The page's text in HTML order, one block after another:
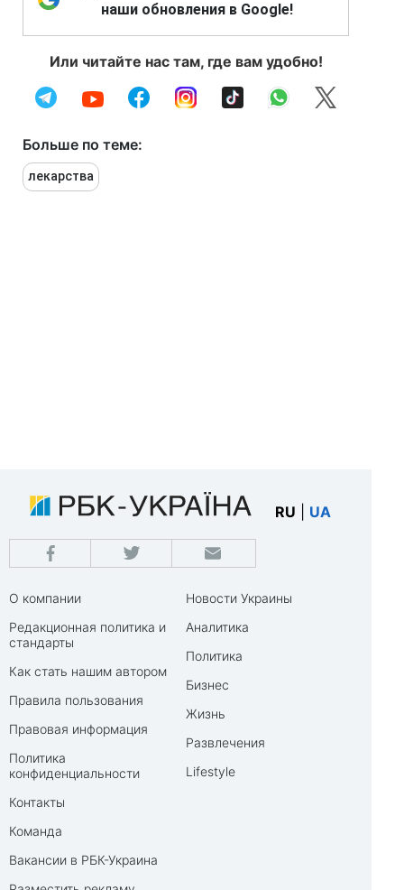
наши обновления в Google!
Или читайте нас там, где вам удобно!
Больше по теме:
лекарства
RU UA
О компании
Редакционная политика и
стандарты
Как стать нашим автором
Правила пользования
Правовая информация
Политика
конфиденциальности
Контакты
Команда
Вакансии в РБК-Украина
Новости Украины
Аналитика
Политика
Бизнес
Жизнь
Развлечения
Lifestyle